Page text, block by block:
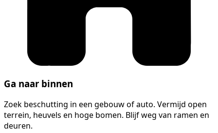
Ga naar binnen
Zoek beschutting in een gebouw of auto. Vermijd open
terrein, heuvels en hoge bomen. Blijf weg van ramen en
deuren.